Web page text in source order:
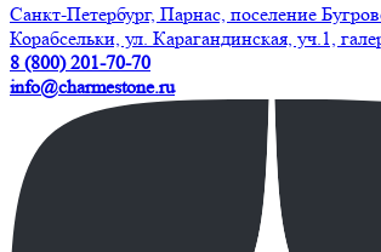
Санкт-Петербург, Парнас, поселение
Корабсельки, ул. Карагандинская, уч.1,
8 (800) 201-70-70
info@charmestone.ru